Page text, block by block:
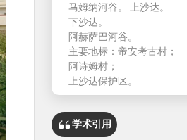
马姆纳河谷。 上沙达。
下沙达。
阿赫萨巴河谷。
主要地标：帝安考古村；
阿诗姆村；
上沙达保护区。
学术引用